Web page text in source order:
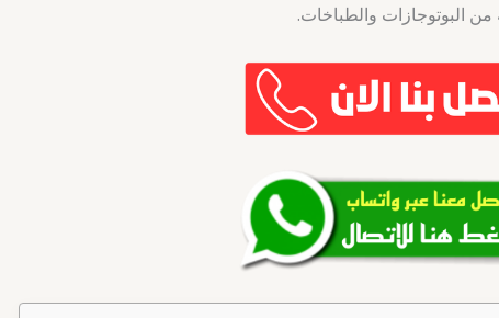
البوتوجازات والطباخات.